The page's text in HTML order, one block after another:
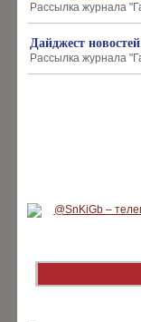
Рассылка журнала
Дайджест
Рассылка журнала